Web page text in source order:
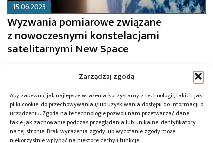
Zarządzaj zgodą
Aby zapewnić jak najlepsze wrażenia, korzystamy z technologii, takich jak
pliki cookie, do przechowywania i/lub uzyskiwania dostępu do informacji o
urządzeniu. Zgoda na te technologie pozwoli nam przetwarzać dane,
takie jak zachowanie podczas przeglądania lub unikalne identyfikatory
na tej stronie. Brak wyrażenia zgody lub wycofanie zgody może
niekorzystnie wpłynąć na niektóre cechy i funkcje.
15.06.2023
Wyzwania pomiarowe związane
z nowoczesnymi konstelacjami
satelitarnymi New Space